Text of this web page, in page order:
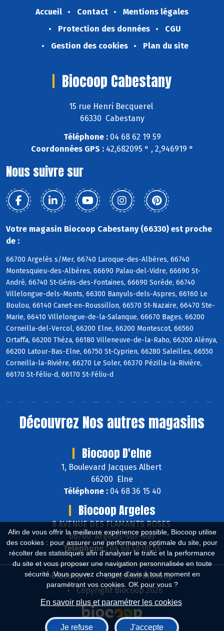
Afin de vous offrir la meilleure expérience possible, Biocoop utilise
des cookies : pour assurer une performance optimale du site, pour
récolter des statistiques afin d'analyser le trafic et la performance
du site et vous proposer une navigation personnalisée en toute
sécurité. Vous pouvez changer d'avis à tout moment en
paramétrant vos cookies. OK pour vous ?
En savoir plus et paramétrer les cookies
Je refuse J'accepte
Accueil Contact
Mentions légales
Protection des données
CGU
Gestion des cookies
Plan du site
Biocoop Cabestany
15 rue Henri Becquerel
66330 Cabestany
Téléphone :04 68 62 19 59
Coordonnées GPS :42,682095 ° , 2,946919 °
Nous suivre sur
Votre magasin Biocoop Cabestany (66330) est proche
de :
66700 Argelès s/Mer, 66740 Laroque-des-Albères, 66740
Montesquieu-des-Albères, 66690 Palau-del-Vidre, 66690 St-
André, 66740 St-Génis-des-Fontaines, 66690 Sorède, 66740
Villelongue-dels-Monts, 66300 Banyuls-dels-Aspres, 66160 Le
Boulou, 66140 Canet-en-Roussillon, 66570 St-Nazaire, 66470 Ste-
Marie, 66410 Villelongue-de-la-Salanque, 66670 Bages, 66200
Corneilla-del-Vercol, 66200 Elne, 66200 Montescot, 66560
Ortaffa, 66200 Théza, 66180 Villeneuve-de-la-Raho, 66200 Alénya,
66200 Latour-Bas-Elne, 66750 St-Cyprien, 66280 Saleilles, 66550
Corneilla-la-Rivière, 66270 Le Soler, 66370 Pézilla-la-Rivière,
66170 St-Féliu-d, 66170 St-Féliu-d
Découvrez Nos autres magasins
Biocoop D'elne
1, Boulevard Jacques Albert
66200 Elne
Téléphone :04 68 36 15 40
Biocoop Argeles
8 AVENUE DES FLAMANTS ROSES
66700 Argelès-sur-Mer
Téléphone :04 68 50 00 55
Biocoop.fr
Le réseau Biocoop
Copyright Biocoop 2026